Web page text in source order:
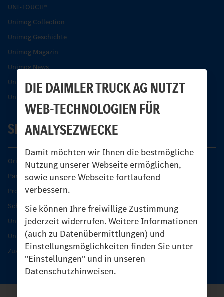
DIE DAIMLER TRUCK AG NUTZT
WEB-TECHNOLOGIEN FÜR
ANALYSEZWECKE
Damit möchten wir Ihnen die bestmögliche
Nutzung unserer Webseite ermöglichen,
sowie unsere Webseite fortlaufend
verbessern.
Sie können Ihre freiwillige Zustimmung
jederzeit widerrufen. Weitere Informationen
(auch zu Datenübermittlungen) und
Einstellungsmöglichkeiten finden Sie unter
"Einstellungen" und in unseren
Datenschutzhinweisen.
UNI-TOUCH®
Unimog Collection
Unimog Geschichte
Unimog Magazin
Unimog News
Unimog Partner-Portal
Unimog Sicherheit
SERVICE
Original-Teile
Partner finden
Produkt-Highlights
Schutz und Werterhalt
Unimog Serviceangebot
Unimog Servicetage
Zusatzleistungen